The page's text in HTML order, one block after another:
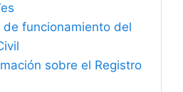
de funcionamiento del
sobre el Registro